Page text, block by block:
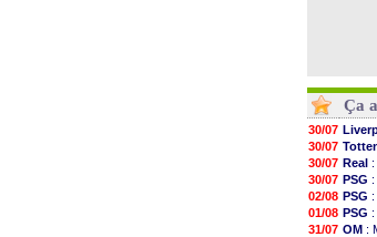
Ça
30/07
30/07
30/07 Real
30/07 PSG
02/08 PSG
01/08 PSG
31/07 OM :